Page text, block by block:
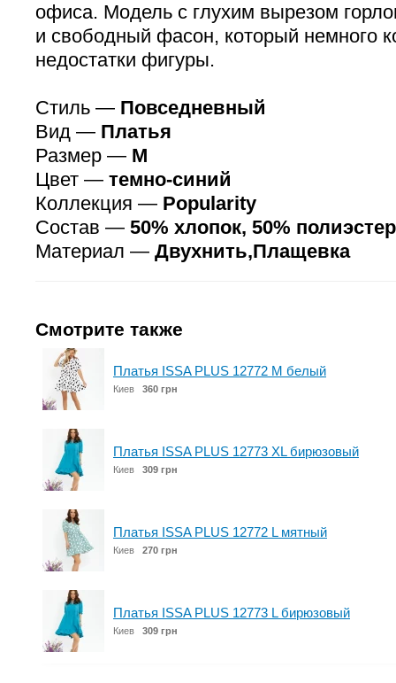
офиса. Модель с глухим вырезом
и свободный фасон, который немного
недостатки фигуры.
Стиль — Повседневный
Вид — Платья
Размер — M
Цвет — темно-синий
Коллекция — Popularity
Состав — 50% хлопок, 50% полиэстер
Материал — Двухнить,Плащевка
Смотрите также
Платья ISSA PLUS 12772 M белый
Киев 360 грн
Платья ISSA PLUS 12773 XL бирюзовый
Киев 309 грн
Платья ISSA PLUS 12772 L мятный
Киев 270 грн
Платья ISSA PLUS 12773 L бирюзовый
Киев 309 грн